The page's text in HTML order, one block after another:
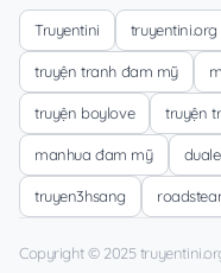
Truyentini truyentini.org
truyện tranh đam mỹ
truyện boylove truyện
manhua đam mỹ
truyen3hsang
Copyright © 2025